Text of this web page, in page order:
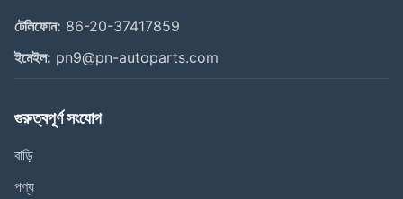
টেলিফোন: 86-20-37417859
ইমেইল: pn9@pn-autoparts.com
গুরুত্বপূর্ণ সংযোগ
বাড়ি
পণ্য